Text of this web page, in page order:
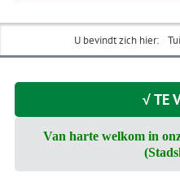
U bevindt zich hier:
√ TE
Van harte welkom in